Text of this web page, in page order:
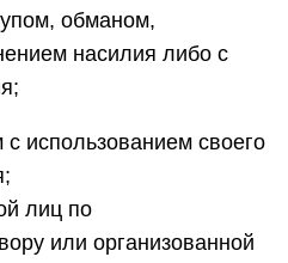
обманом,
насилия либо с
использованием своего
лиц по
или организованной